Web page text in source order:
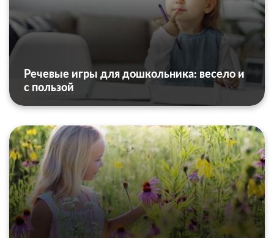
Речевые игры для дошкольника: весело и
с пользой